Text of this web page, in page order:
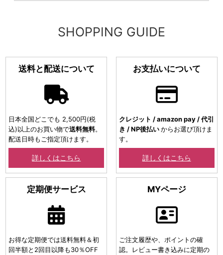
SHOPPING GUIDE
送料と配送について
日本全国どこでも 2,500円(税
込)以上のお買い物で送料無料。
配送日時もご指定頂けます。
詳しくはこちら
お支払いについて
クレジット / amazon pay / 代引
き / NP後払い からお選び頂けま
す。
詳しくはこちら
定期便サービス
お得な定期便では送料無料＆初
回半額と2回目以降も30％OFF
MYページ
ご注文履歴や、ポイントの確
認。レビュー書き込みに定期の